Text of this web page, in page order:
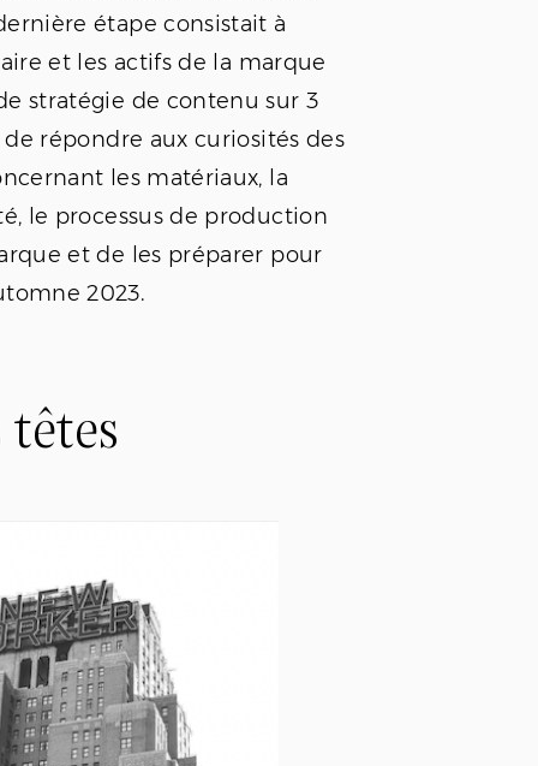
étape consistait à
et les actifs de la marque
stratégie de contenu sur 3
répondre aux curiosités des
les matériaux, la
le processus de production
et de les préparer pour
2023.